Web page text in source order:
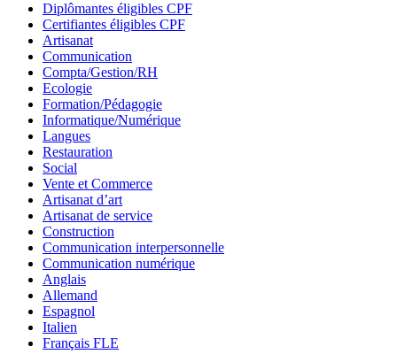
Diplômantes éligibles CPF
Certifiantes éligibles CPF
Artisanat
Communication
Compta/Gestion/RH
Ecologie
Formation/Pédagogie
Informatique/Numérique
Langues
Restauration
Social
Vente et Commerce
Artisanat d’art
Artisanat de service
Construction
Communication interpersonnelle
Communication numérique
Anglais
Allemand
Espagnol
Italien
Français FLE